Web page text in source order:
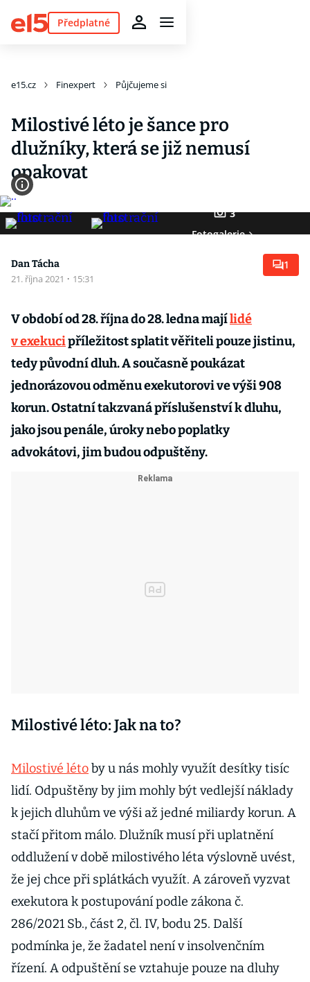
Předplatné
e15.cz Finexpert Půjčujeme si
Milostivé léto je šance pro
dlužníky, která se již nemusí
opakovat
3
Fotogalerie
Dan Tácha
21. října 2021 · 15:31
1
V období od 28. října do 28. ledna majílidé
v exekucipříležitost splatit věřiteli pouze jistinu,
tedy původní dluh. A současně poukázat
jednorázovou odměnu exekutorovi ve výši 908
korun. Ostatní takzvaná příslušenství k dluhu,
jako jsou penále, úroky nebo poplatky
advokátovi, jim budou odpuštěny.
Milostivé léto: Jak na to?
Milostivé létoby u nás mohly využít desítky tisíc
lidí. Odpuštěny by jim mohly být vedlejší náklady
k jejich dluhům ve výši až jedné miliardy korun. A
stačí přitom málo. Dlužník musí při uplatnění
oddlužení v době milostivého léta výslovně uvést,
že jej chce při splátkách využít. A zároveň vyzvat
exekutora k postupování podle zákona č.
286/2021 Sb., část 2, čl. IV, bodu 25. Další
podmínka je, že žadatel není v insolvenčním
řízení. A odpuštění se vztahuje pouze na dluhy